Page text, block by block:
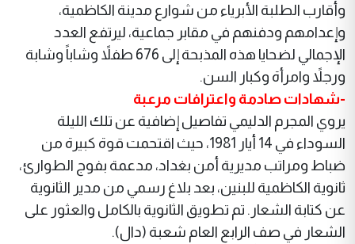
وأقارب الطلبة الأبرياء من شوارع مدينة الكاظمية،
وإعدامهم ودفنهم في مقابر جماعية، ليرتفع العدد
الإجمالي لضحايا هذه المذبحة إلى 676 طفلاً وشاباً وشابة
ورجلاً وامرأة وكبار السن.
-شهادات صادمة واعترافات مرعبة
يروي المجرم الدليمي تفاصيل إضافية عن تلك الليلة
السوداء في 14 أيار 1981، حيث اقتحمت قوة كبيرة من
ضباط ومراتب مديرية أمن بغداد، مدعمة بفوج الطوارئ،
ثانوية الكاظمية للبنين، بعد بلاغ رسمي من مدير الثانوية
عن كتابة الشعار. تم تطويق الثانوية بالكامل والعثور على
الشعار في صف الرابع العام شعبة (دال).